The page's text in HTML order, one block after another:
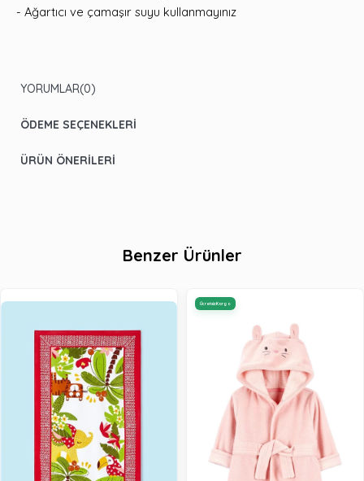
- Ağartıcı ve çamaşır suyu kullanmayınız
YORUMLAR(0)
ÖDEME SEÇENEKLERI
ÜRÜN ÖNERILERI
Benzer Ürünler
Ücretsiz Kargo